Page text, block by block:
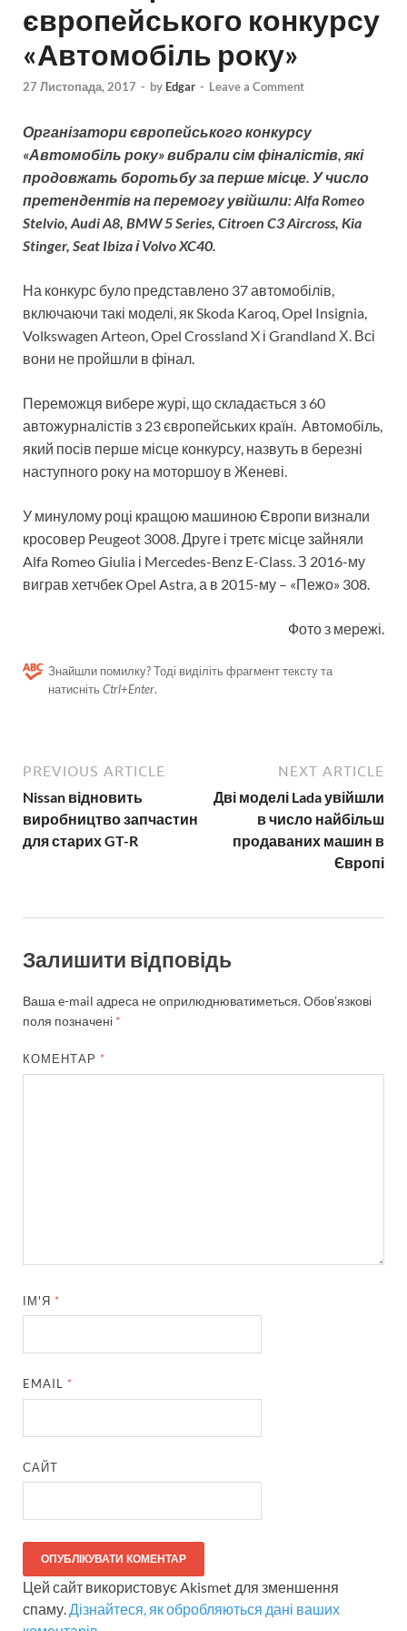
європейського конкурсу
«Автомобіль року»
27 Листопада, 2017 - by Edgar - Leave a Comment
Організатори європейського конкурсу
«Автомобіль року» вибрали сім фіналістів, які
продовжать боротьбу за перше місце. У число
претендентів на перемогу увійшли: Alfa Romeo
Stelvio, Audi A8, BMW 5 Series, Citroen C3 Aircross, Kia
Stinger, Seat Ibiza і Volvo XC40.
На конкурс було представлено 37 автомобілів,
включаючи такі моделі, як Skoda Karoq, Opel Insignia,
Volkswagen Arteon, Opel Crossland X і Grandland Х. Всі
вони не пройшли в фінал.
Переможця вибере журі, що складається з 60
автожурналістів з 23 європейських країн. Автомобіль,
який посів перше місце конкурсу, назвуть в березні
наступного року на моторшоу в Женеві.
У минулому році кращою машиною Європи визнали
кросовер Peugeot 3008. Друге і третє місце зайняли
Alfa Romeo Giulia і Mercedes-Benz E-Class. З 2016-му
виграв хетчбек Opel Astra, а в 2015-му – «Пежо» 308.
Фото з мережі.
Знайшли помилку? Тоді виділіть фрагмент тексту та
натисніть Ctrl+Enter.
PREVIOUS ARTICLE
Nissan відновить
виробництво запчастин
для старих GT-R
NEXT ARTICLE
Дві моделі Lada увійшли
в число найбільш
продаваних машин в
Європі
Залишити відповідь
Ваша e-mail адреса не оприлюднюватиметься.Обов’язкові
поля позначені *
КОМЕНТАР *
ІМ'Я *
EMAIL *
САЙТ
Цей сайт використовує Akismet для зменшення
спаму.Дізнайтеся, як обробляються дані ваших